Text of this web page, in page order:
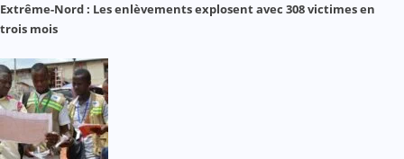
Extrême-Nord : Les enlèvements explosent avec 308 victimes en
trois mois